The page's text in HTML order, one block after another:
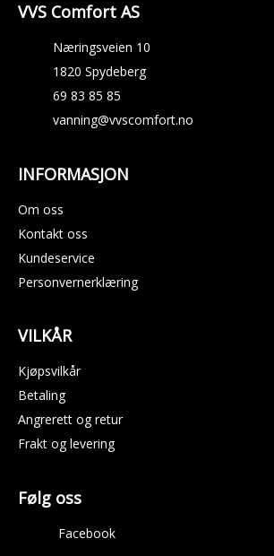
VVS Comfort AS
Næringsveien 10
1820 Spydeberg
69 83 85 85
vanning@vvscomfort.no
INFORMASJON
Om oss
Kontakt oss
Kundeservice
Personvernerklæring
VILKÅR
Kjøpsvilkår
Betaling
Angrerett og retur
Frakt og levering
Følg oss
Facebook